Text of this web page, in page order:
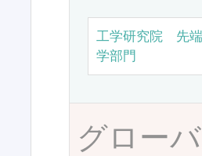
工学研究院 先
学部門
グロー